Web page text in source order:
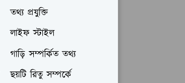
তথ্য প্রযুক্তি
লাইফ স্টাইল
গাড়ি সম্পর্কিত তথ্য
ছয়টি রিতু সম্পর্কে